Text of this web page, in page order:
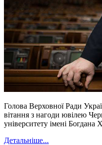
Голова Верховної Ради
вітання з нагоди ювілею
університету імені Богдана
Детальніше...